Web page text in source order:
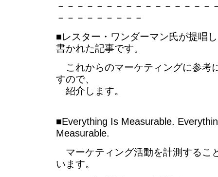
－－－－－－－－－－－－－－－－
－－－－－－－－－
■レスター・ワンダーマン氏が提唱
書かれた記事です。
これからのマーケティングに参考
すので、
紹介します。
■Everything Is Measurable.
Measurable.
マーケティング活動を計測するこ
います。